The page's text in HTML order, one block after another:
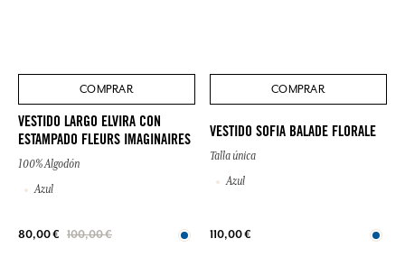
COMPRAR
VESTIDO LARGO ELVIRA CON
ESTAMPADO FLEURS IMAGINAIRES
100% Algodón
Azul
80,00 € 100,00 €
COMPRAR
VESTIDO SOFIA BALADE FLORALE
Talla única
Azul
110,00 €